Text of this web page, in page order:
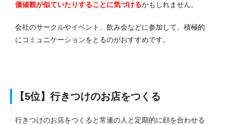
価値観が似ていたりすることに気づけるかもしれません。
会社のサークルやイベント、飲み会などに参加して、積極的
にコミュニケーションをとるのがおすすめです。
【5位】行きつけのお店をつくる
行きつけのお店をつくると常連の人と定期的に顔を合わせる